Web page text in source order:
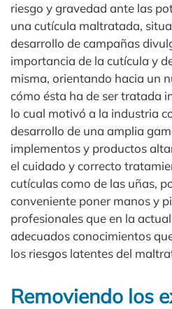
riesgo y gravedad ante las
una cutícula maltratada,
desarrollo de campañas
importancia de la cutícula y
misma, orientando hacia un
cómo ésta ha de ser tratada
lo cual motivó a la industria
desarrollo de una amplia
implementos y productos
el cuidado y correcto
cutículas como de las uñas,
conveniente poner manos y
profesionales que en la
adecuados conocimientos
los riesgos latentes del
Removiendo los